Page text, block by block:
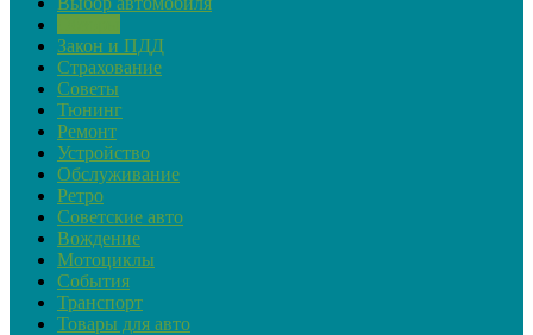
Закон и ПДД
Страхование
Советы
Тюнинг
Ремонт
Устройство
Обслуживание
Ретро
Советские авто
Вождение
Мотоциклы
События
Транспорт
Товары для авто